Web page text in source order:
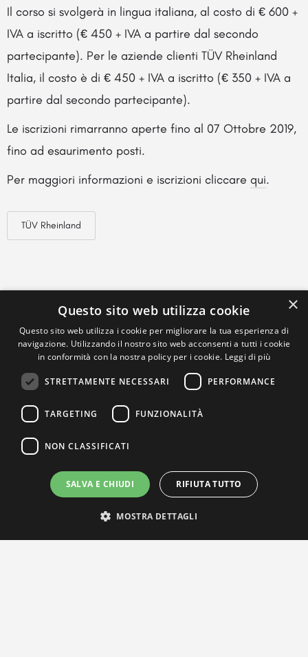
Il corso si svolgerà in lingua italiana, al costo di € 600 +
IVA a iscritto (€ 450 + IVA a partire dal secondo
partecipante). Per le aziende clienti TÜV Rheinland
Italia, il costo è di € 450 + IVA a iscritto (€ 350 + IVA a
partire dal secondo partecipante).
Le iscrizioni rimarranno aperte fino al 07 Ottobre 2019,
fino ad esaurimento posti.
Per maggiori informazioni e iscrizioni cliccare qui.
TÜV Rheinland
×
Questo sito web utilizza cookie
Questo sito web utilizza i cookie per migliorare la tua esperienza di
navigazione. Utilizzando il nostro sito web acconsenti a tutti i cookie
in conformità con la nostra policy per i cookie. Leggi di più
STRETTAMENTE NECESSARI PERFORMANCE
TARGETING FUNZIONALITÀ
NON CLASSIFICATI
SALVA E CHIUDI RIFIUTA TUTTO
MOSTRA DETTAGLI